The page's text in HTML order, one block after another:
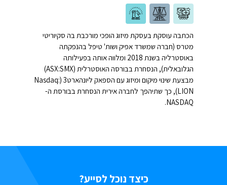
הכתבה עוסקת בעסקת מיזוג הופכי מורכבת בה סקיוריטי
מטרס (חברה שמשרד אפיק ושות' טיפל בהנפקתה
באוסטרליה בשנת 2018 ומלווה אותה בפעילותה
הגלובאלית), הנסחרת בבורסה האוסטרלית (ASX:SMX)
מבצעת שינוי מיקום ומיזוג עם הספאק ליונהארט3 (Nasdaq:
LION), כך שתיהפך לחברה אירית הנסחרת בבורסת ה-
NASDAQ.
כיצד נוכל לסייע?